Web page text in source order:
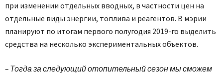
при изменении отдельных вводных, в частности цен на
отдельные виды энергии, топлива и реагентов. В мэрии
планируют по итогам первого полугодия 2019-го выделить
средства на несколько экспериментальных объектов.
– Тогда за следующий отопительный сезон мы сможем